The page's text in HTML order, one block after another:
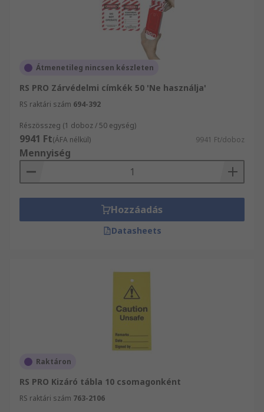
Átmenetileg nincsen készleten
RS PRO Zárvédelmi címkék 50 'Ne használja'
RS raktári szám 694-392
Részösszeg (1 doboz / 50 egység)
9941 Ft(ÁFA nélkül) 9941 Ft/doboz
Mennyiség
Hozzáadás
Datasheets
Raktáron
RS PRO Kizáró tábla 10 csomagonként
RS raktári szám 763-2106